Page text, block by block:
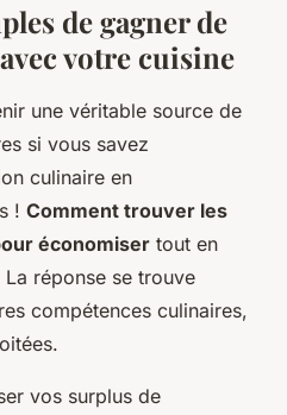
de gagner de
votre cuisine
une véritable source de
si vous savez
culinaire en
! Comment trouver les
économiser tout en
réponse se trouve
compétences culinaires,
vos surplus de